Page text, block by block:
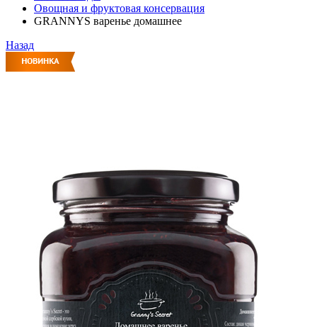
Овощная и фруктовая консервация
GRANNYS варенье домашнее
Назад